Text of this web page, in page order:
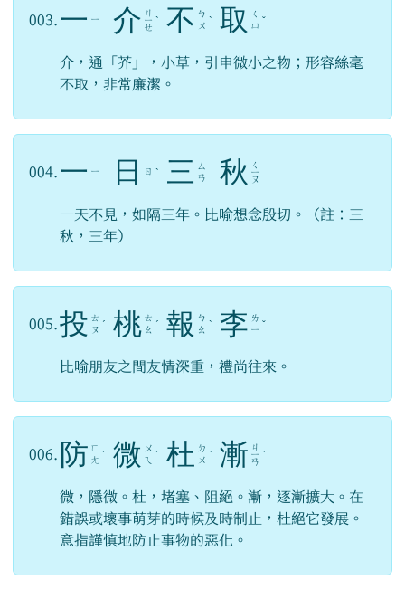
003. 一 ㄧ 介 ㄐ
ㄧ
ㄝ
ˋ 不 ㄅ
ㄨ ˋ 取
ㄑ
ㄩ ˇ
介，通「芥」，小草，引申微小之物；形容絲毫
不取，非常廉潔。
004. 一 ㄧ 日 ㄖ ˋ 三 ㄙ
ㄢ
秋 ㄑ
ㄧ
ㄡ
一天不見，如隔三年。比喻想念殷切。（註：三
秋，三年）
005. 投 ㄊ
ㄡ ˊ 桃 ㄊ
ㄠ ˊ 報 ㄅ
ㄠ ˋ 李 ㄌ
ㄧ ˇ
比喻朋友之間友情深重，禮尚往來。
006. 防 ㄈ
ㄤ ˊ 微 ㄨ
ㄟ
ˊ 杜 ㄉ
ㄨ ˋ 漸 ㄐ
ㄧ
ㄢ
ˋ
微，隱微。杜，堵塞、阻絕。漸，逐漸擴大。在
錯誤或壞事萌芽的時候及時制止，杜絕它發展。
意指謹慎地防止事物的惡化。